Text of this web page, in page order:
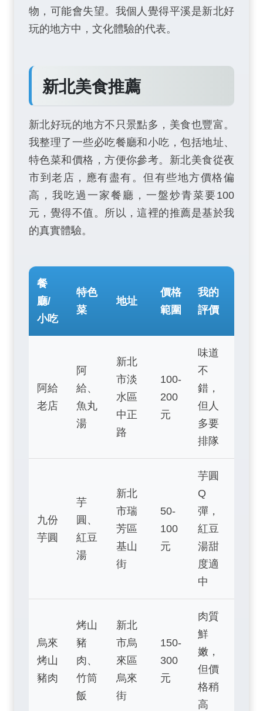
物，可能會失望。我個人覺得平溪是新北好
玩的地方中，文化體驗的代表。
新北美食推薦
新北好玩的地方不只景點多，美食也豐富。
我整理了一些必吃餐廳和小吃，包括地址、
特色菜和價格，方便你參考。新北美食從夜
市到老店，應有盡有。但有些地方價格偏
高，我吃過一家餐廳，一盤炒青菜要100
元，覺得不值。所以，這裡的推薦是基於我
的真實體驗。
餐
廳/
小吃
特色
菜
地址
價格
範圍
我的
評價
阿給
老店
阿
給、
魚丸
湯
新北
市淡
水區
中正
路
100-
200
元
味道
不
錯，
但人
多要
排隊
九份
芋圓
芋
圓、
紅豆
湯
新北
市瑞
芳區
基山
街
50-
100
元
芋圓
Q
彈，
紅豆
湯甜
度適
中
烏來
烤山
豬肉
烤山
豬
肉、
竹筒
飯
新北
市烏
來區
烏來
街
150-
300
元
肉質
鮮
嫩，
但價
格稍
高